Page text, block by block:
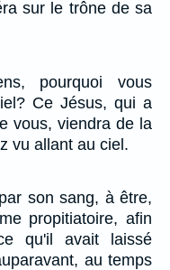
sur le trône de sa
pourquoi vous
Ce Jésus, qui a
vous, viendra de la
vu allant au ciel.
son sang, à être,
propitiatoire, afin
qu'il avait laissé
au temps